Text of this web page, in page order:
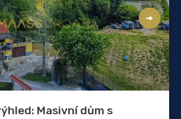
Masivní dům s